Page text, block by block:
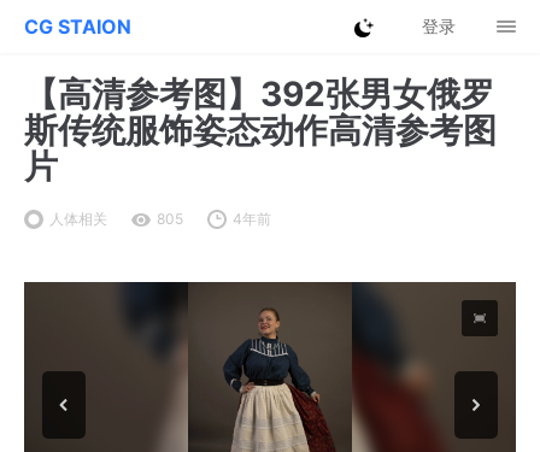
CG STAION 登录
【高清参考图】392张男女俄罗
斯传统服饰姿态动作高清参考图
片
人体相关 805 4年前